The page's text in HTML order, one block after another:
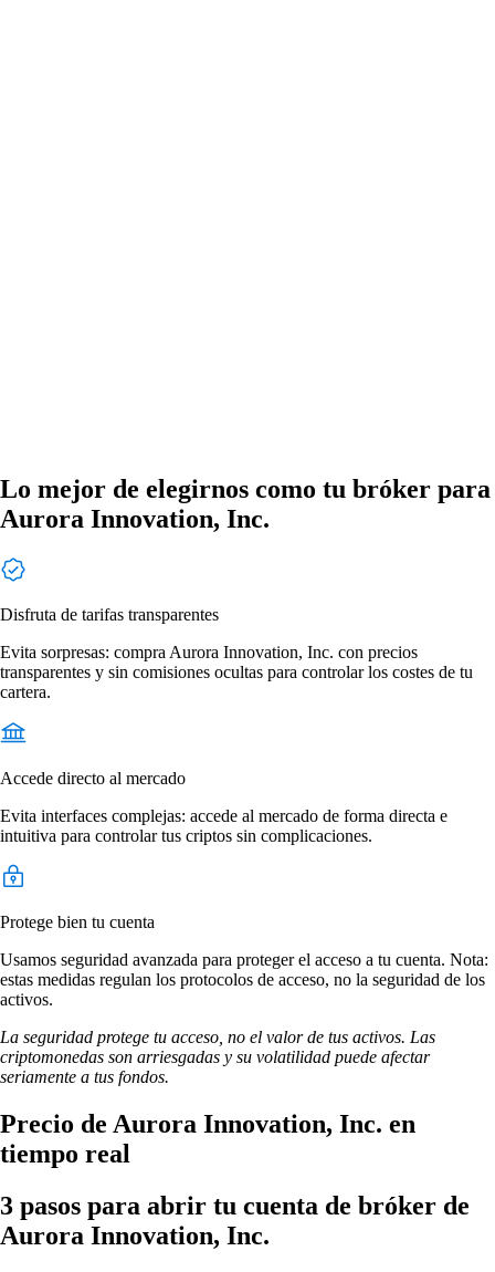
Lo mejor de elegirnos como tu bróker para
Aurora Innovation, Inc.
Disfruta de tarifas transparentes
Evita sorpresas: compra Aurora Innovation, Inc. con precios
transparentes y sin comisiones ocultas para controlar los costes de tu
cartera.
Accede directo al mercado
Evita interfaces complejas: accede al mercado de forma directa e
intuitiva para controlar tus criptos sin complicaciones.
Protege bien tu cuenta
Usamos seguridad avanzada para proteger el acceso a tu cuenta. Nota:
estas medidas regulan los protocolos de acceso, no la seguridad de los
activos.
La seguridad protege tu acceso, no el valor de tus activos. Las
criptomonedas son arriesgadas y su volatilidad puede afectar
seriamente a tus fondos.
Precio de Aurora Innovation, Inc. en
tiempo real
3 pasos para abrir tu cuenta de bróker de
Aurora Innovation, Inc.